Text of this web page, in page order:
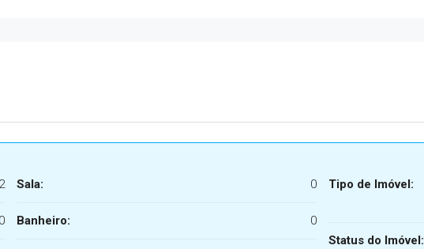
Sala: 0
Banheiro: 0
Tipo de Imóvel:
Status do Imóvel: